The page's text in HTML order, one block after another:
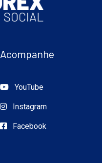
Acompanhe
YouTube
Instagram
Facebook